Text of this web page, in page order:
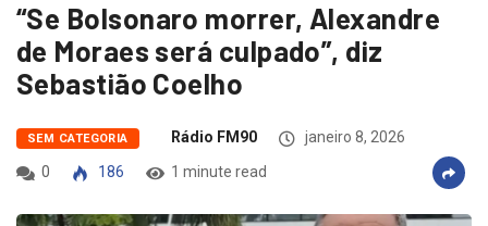
“Se Bolsonaro morrer, Alexandre
de Moraes será culpado”, diz
Sebastião Coelho
SEM CATEGORIA Rádio FM90
janeiro 8, 2026
0
186 1 minute read